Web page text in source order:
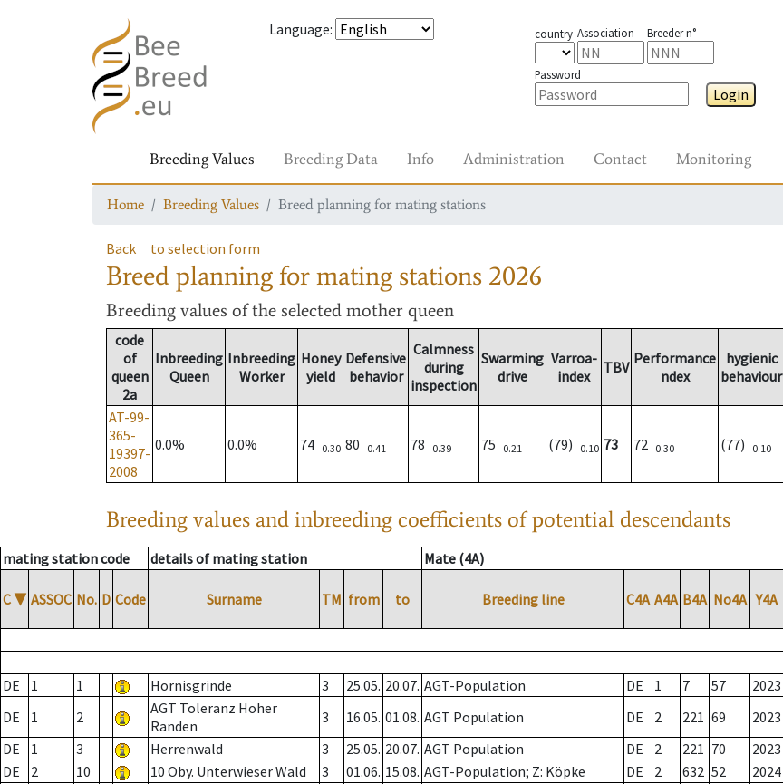
Language: country Association Breeder n°
Password
Login
Breeding Values Breeding Data Info Administration Contact Monitoring
Home Breeding Values Breed planning for mating stations
Back to selection form
Breed planning for mating stations 2026
Breeding values of the selected mother queen
code
of
queen
2a
Inbreeding
Queen
Inbreeding
Worker
Honey
yield
Defensive
behavior
Calmness
during
inspection
Swarming
drive
Varroa-
index
TBV Performance
ndex
hygienic
behaviour
AT-99-
365-
19397-
2008
0.0% 0.0% 74 0.30 80 0.41 78 0.39 75 0.21 (79) 0.10 73 72 0.30 (77) 0.10
Breeding values and inbreeding coefficients of potential descendants
mating station code details of mating station Mate (4A)
C ▼ ASSOC No. D Code Surname TM from to Breeding line C4A A4A B4A No4A Y4A
DE
1 1 Hornisgrinde 3 25.05. 20.07. AGT-Population DE 1 7 57 2023
DE
1 2
AGT Toleranz Hoher
Randen
3 16.05. 01.08. AGT Population DE 2 221 69 2023
DE
1 3 Herrenwald 3 25.05. 20.07. AGT Population DE 2 221 70 2023
DE
2 10 10 Oby. Unterwieser Wald 3 01.06. 15.08. AGT-Population; Z: Köpke DE 2 632 52 2024